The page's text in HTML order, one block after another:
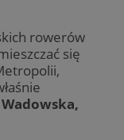
rowerów
się